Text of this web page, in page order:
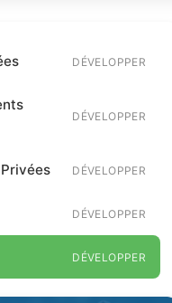
DÉVELOPPER
DÉVELOPPER
DÉVELOPPER
DÉVELOPPER
DÉVELOPPER